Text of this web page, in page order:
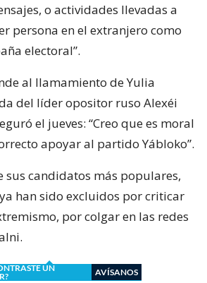
o actividades llevadas a
persona en el extranjero como
electoral”.
al llamamiento de Yulia
del líder opositor ruso Alexéi
el jueves: “Creo que es moral
apoyar al partido Yábloko”.
sus candidatos más populares,
han sido excluidos por criticar
por colgar en las redes
UN
AVÍSANOS